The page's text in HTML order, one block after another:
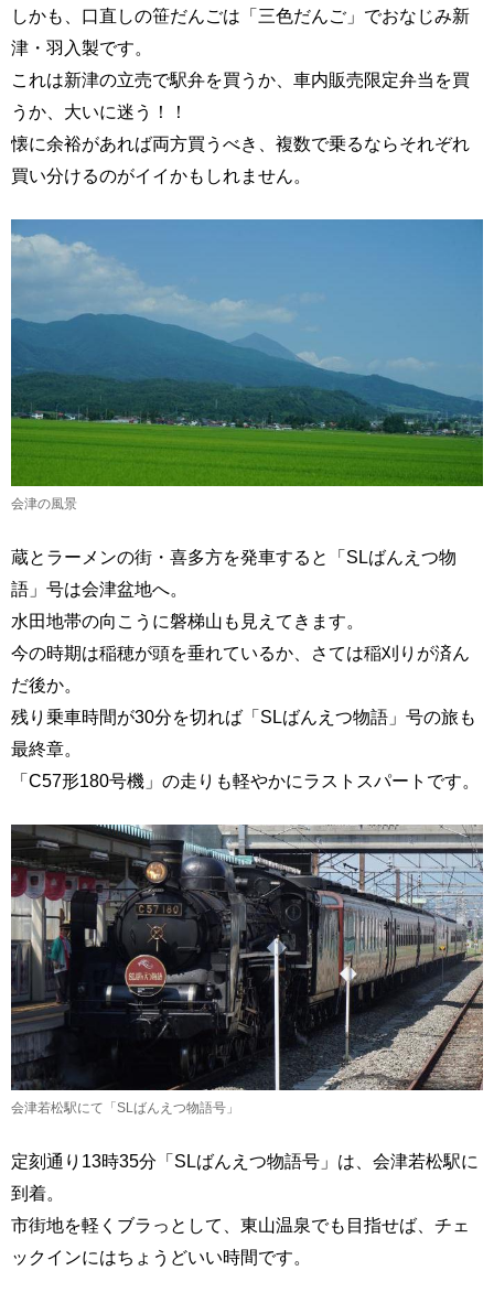
しかも、口直しの笹だんごは「三色だんご」でおなじみ新
津・羽入製です。
これは新津の立売で駅弁を買うか、車内販売限定弁当を買
うか、大いに迷う！！
懐に余裕があれば両方買うべき、複数で乗るならそれぞれ
買い分けるのがイイかもしれません。
会津の風景
蔵とラーメンの街・喜多方を発車すると「SLばんえつ物
語」号は会津盆地へ。
水田地帯の向こうに磐梯山も見えてきます。
今の時期は稲穂が頭を垂れているか、さては稲刈りが済ん
だ後か。
残り乗車時間が30分を切れば「SLばんえつ物語」号の旅も
最終章。
「C57形180号機」の走りも軽やかにラストスパートです。
会津若松駅にて「SLばんえつ物語号」
定刻通り13時35分「SLばんえつ物語号」は、会津若松駅に
到着。
市街地を軽くブラっとして、東山温泉でも目指せば、チェ
ックインにはちょうどいい時間です。